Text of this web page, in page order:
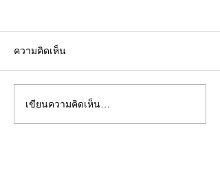
คอลัมน์"จับชีพจรวงการ
พระ"ประจำพุธที่ 29
ความคิดเห็น
เขียนความคิดเห็น…